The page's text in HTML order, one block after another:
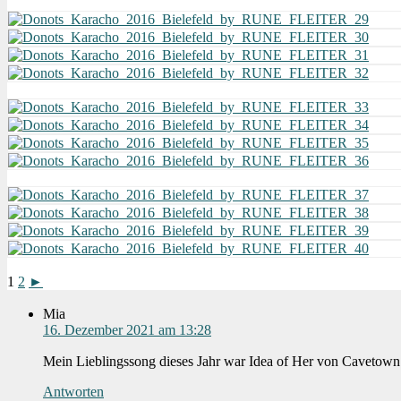
1 2 ►
Mia
16. Dezember 2021 am 13:28
Mein Lieblingssong dieses Jahr war Idea of Her von
Antworten